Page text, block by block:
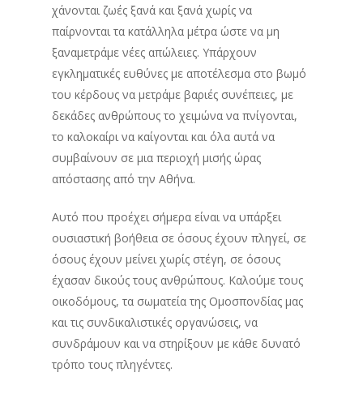
χάνονται ζωές ξανά και ξανά χωρίς να
παίρνονται τα κατάλληλα μέτρα ώστε να μη
ξαναμετράμε νέες απώλειες. Υπάρχουν
εγκληματικές ευθύνες με αποτέλεσμα στο βωμό
του κέρδους να μετράμε βαριές συνέπειες, με
δεκάδες ανθρώπους το χειμώνα να πνίγονται,
το καλοκαίρι να καίγονται και όλα αυτά να
συμβαίνουν σε μια περιοχή μισής ώρας
απόστασης από την Αθήνα.
Αυτό που προέχει σήμερα είναι να υπάρξει
ουσιαστική βοήθεια σε όσους έχουν πληγεί, σε
όσους έχουν μείνει χωρίς στέγη, σε όσους
έχασαν δικούς τους ανθρώπους. Καλούμε τους
οικοδόμους, τα σωματεία της Ομοσπονδίας μας
και τις συνδικαλιστικές οργανώσεις, να
συνδράμουν και να στηρίξουν με κάθε δυνατό
τρόπο τους πληγέντες.